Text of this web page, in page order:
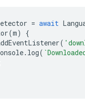
= await
(m)
{
(
. log(